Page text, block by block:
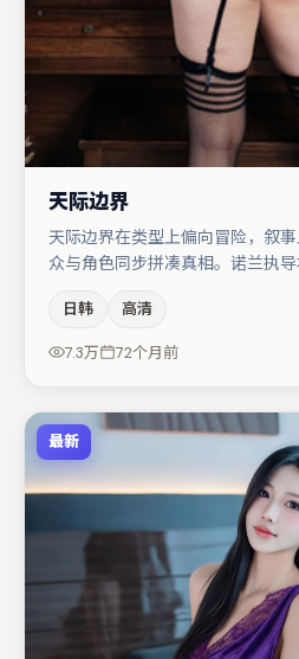
天际边界
天际边界在类型上偏向冒险，叙
众与角色同步拼凑真相。诺兰执
的对手戏构成全片情感锚点，宋
层揭开。若你偏爱强类型与清晰
日韩 高清
7.3万 72个月前
最新